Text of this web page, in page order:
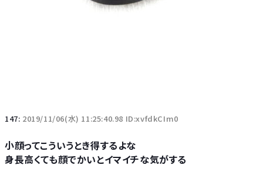
147: 2019/11/06(水) 11:25:40.98 ID:xvfdkCIm0
小顔ってこういうとき得するよな
身長高くても顔でかいとイマイチな気がする